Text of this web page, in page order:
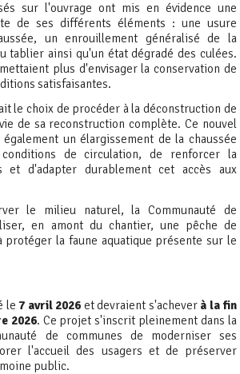
sur l'ouvrage ont mis en évidence une
de ses différents éléments : une usure
un enrouillement généralisé de la
tablier ainsi qu'un état dégradé des culées.
plus d'envisager la conservation de
satisfaisantes.
le choix de procéder à la déconstruction de
de sa reconstruction complète. Ce nouvel
un élargissement de la chaussée
de circulation, de renforcer la
et d'adapter durablement cet accès aux
le milieu naturel, la Communauté de
en amont du chantier, une pêche de
protéger la faune aquatique présente sur le
le 7 avril 2026 et devraient s'achever à la fin
2026. Ce projet s'inscrit pleinement dans la
de communes de moderniser ses
l'accueil des usagers et de préserver
public.